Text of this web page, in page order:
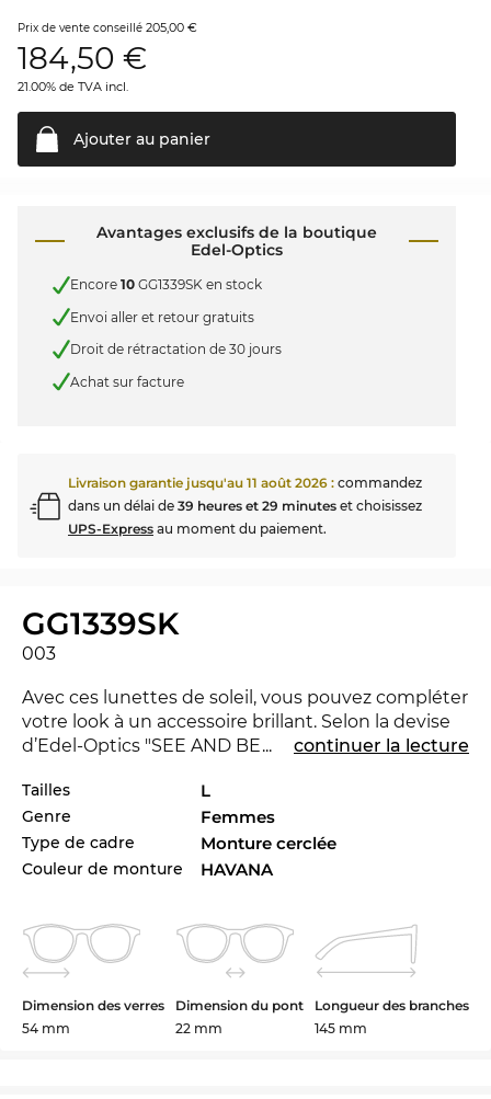
Prix de vente conseillé 205,00 €
184,50 €
21.00% de TVA incl.
Ajouter au panier
Avantages exclusifs de la boutique
Edel-Optics
Encore 10 GG1339SK en stock
Envoi aller et retour gratuits
Droit de rétractation de 30 jours
Achat sur facture
Livraison garantie jusqu'au 11 août 2026 : commandez
dans un délai de 39 heures et 29 minutes et choisissez
UPS-Express au moment du paiement.
GG1339SK
003
Avec ces lunettes de soleil, vous pouvez compléter
votre look à un accessoire brillant. Selon la devise
d’Edel-Optics "SEE AND BE SEEN" vous pouvez
est nouvelle dans le marché 2024, pour rester à la
pointe du progrès. Le GG1339SK est aussi
disponible dans autres styles des collectionnes de
la marqueGuccide 2023 et 2024 à la boutique
La monture de lunettes est crée pour lesfemmes
actives. Une conception gracieuse et expressivité
plastiquecombinent la durabilité avec un grand
confort de portage. Le GG1339SK est très agréable
... continuer la lecture
Tailles L
Genre Femmes
Type de cadre Monture cerclée
Couleur de monture HAVANA
Dimension des verres
54 mm
Dimension du pont
22 mm
Longueur des branches
145 mm